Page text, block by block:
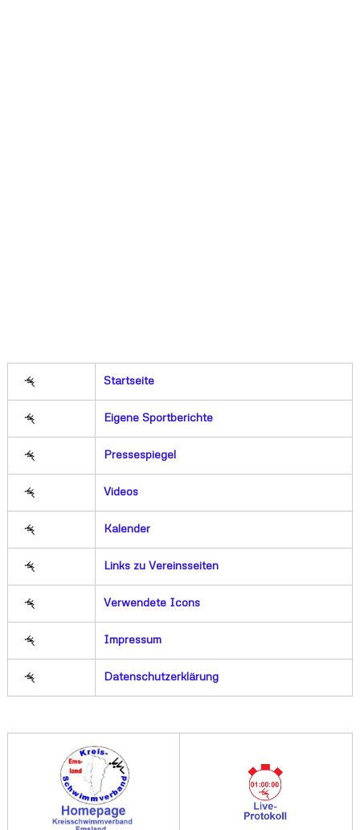
Startseite
Eigene Sportberichte
Pressespiegel
Videos
Kalender
Links zu Vereinsseiten
Verwendete Icons
Impressum
Datenschutzerklärung